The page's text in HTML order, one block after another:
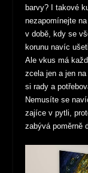
barvy? I takové
nezapomínejte
v době, kdy se
korunu navíc
Ale vkus má
zcela jen a jen
si rady a
Nemusíte se
zajíce v pytli,
zabývá poměrně